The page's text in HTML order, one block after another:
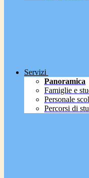
Servizi
Panoramica
Famiglie e
Personale
Percorsi di